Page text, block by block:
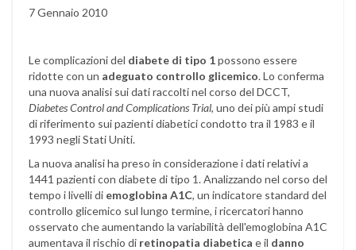
7 Gennaio 2010
Le complicazioni del diabete di tipo 1possono essere
ridotte con un adeguato controllo glicemico. Lo conferma
una nuova analisi sui dati raccolti nel corso del DCCT,
Diabetes Control and Complications Trial, uno dei più ampi studi
di riferimento sui pazienti diabetici condotto tra il 1983 e il
1993 negli Stati Uniti.
La nuova analisi ha preso in considerazione i dati relativi a
1441 pazienti con diabete di tipo 1. Analizzando nel corso del
tempo i livelli di emoglobina A1C, un indicatore standard del
controllo glicemico sul lungo termine, i ricercatori hanno
osservato che aumentando la variabilità dell'emoglobina A1C
aumentava il rischio di retinopatia diabetica e il danno